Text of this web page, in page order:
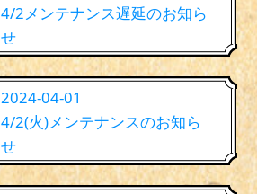
4/2メンテナンス遅延のお知ら
せ
2024-04-01
4/2(火)メンテナンスのお知ら
せ